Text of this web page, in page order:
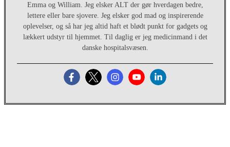
Emma og William. Jeg elsker ALT der gør hverdagen bedre,
lettere eller bare sjovere. Jeg elsker god mad og inspirerende
oplevelser, og så har jeg altid haft et blødt punkt for gadgets og
lækkert udstyr til hjemmet. Til daglig er jeg medicinmand i det
danske hospitalsvæsen.